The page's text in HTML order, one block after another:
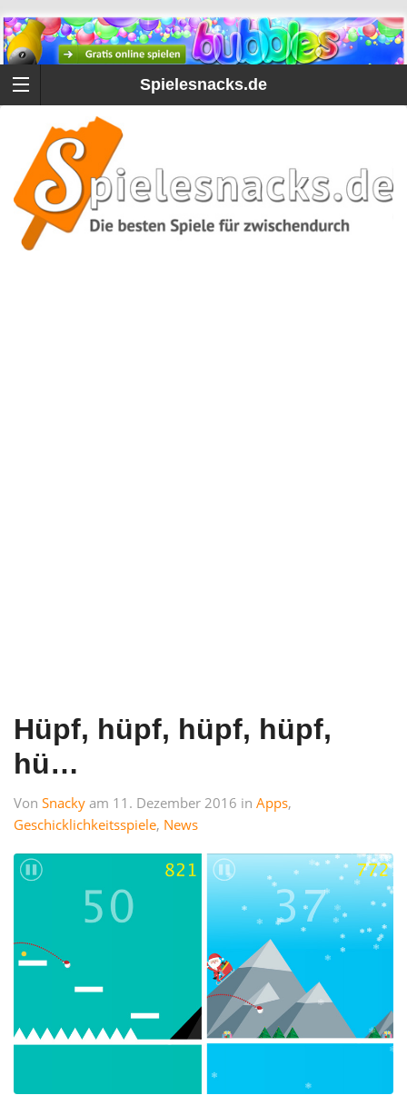
Spielesnacks.de
Hüpf, hüpf, hüpf, hüpf,
hü…
Von Snacky am 11. Dezember 2016 in Apps,
Geschicklichkeitsspiele, News